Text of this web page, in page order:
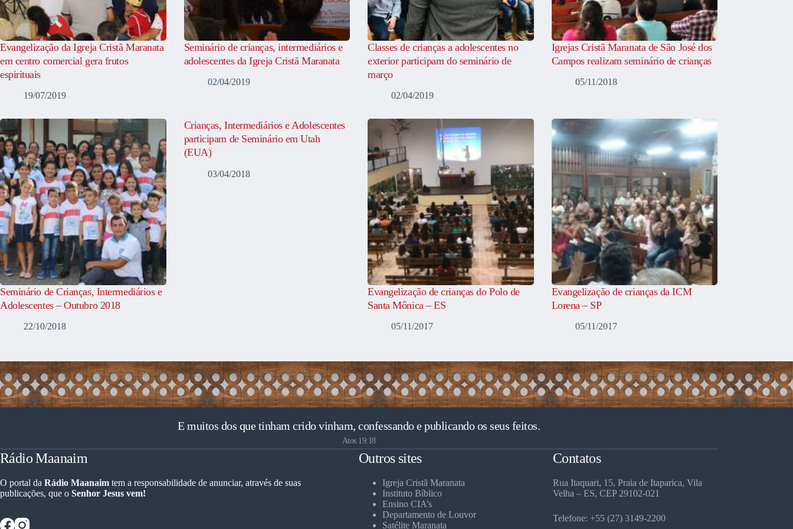
Evangelização da Igreja Cristã Maranata
em centro comercial gera frutos
espirituais
19/07/2019
Seminário de crianças, intermediários e
adolescentes da Igreja Cristã Maranata
02/04/2019
Classes de crianças a adolescentes no
exterior participam do seminário de
março
02/04/2019
Igrejas Cristã Maranata de São José dos
Campos realizam seminário de crianças
05/11/2018
Seminário de Crianças, Intermediários e
Adolescentes – Outubro 2018
22/10/2018
Crianças, Intermediários e Adolescentes
participam de Seminário em Utah
(EUA)
03/04/2018
Evangelização de crianças do Polo de
Santa Mônica – ES
05/11/2017
Evangelização de crianças da ICM
Lorena – SP
05/11/2017
E muitos dos que tinham crido vinham, confessando e publicando os seus feitos.
Atos 19:18
Rádio Maanaim
O portal da Rádio Maanaim tem a responsabilidade de anunciar, através de suas
publicações, que o Senhor Jesus vem!
Outros sites
Igreja Cristã Maranata
Instituto Bíblico
Ensino CIA’s
Departamento de Louvor
Satélite Maranata
Contatos
Rua Itaquari, 15, Praia de Itaparica, Vila
Velha – ES, CEP 29102-021
Telefone: +55 (27) 3149-2200